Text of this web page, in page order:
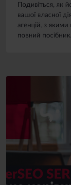
Подивіться, як
вашої власної
агенцій, з
повний посібник.